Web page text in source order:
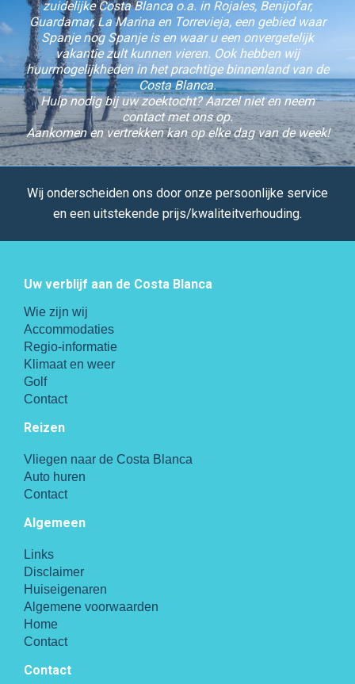
zuidelijke Costa Blanca o.a. in Rojales, Benijofar,
Guardamar, La Marina en Torrevieja, een gebied waar
Spanje nog Spanje is en waar u een onvergetelijk
vakantie zult kunnen vieren. Ook hebben wij
huurmogelijkheden in het prachtige binnenland van de
Costa Blanca.
Hulp nodig bij uw zoektocht? Aarzel niet en neem
contact met ons op.
Aankomen en vertrekken kan op elke dag van de week!
Wij onderscheiden ons door onze persoonlijke service
en een uitstekende prijs/kwaliteitverhouding.
Uw verblijf aan de Costa Blanca
Wie zijn wij
Accommodaties
Regio-informatie
Klimaat en weer
Golf
Contact
Reizen
Vliegen naar de Costa Blanca
Auto huren
Contact
Algemeen
Links
Disclaimer
Huiseigenaren
Algemene voorwaarden
Home
Contact
Contact